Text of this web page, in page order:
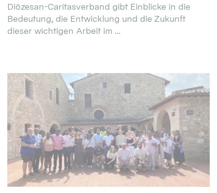
Diözesan-Caritasverband gibt Einblicke in die
Bedeutung, die Entwicklung und die Zukunft
dieser wichtigen Arbeit im ...